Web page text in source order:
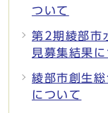
ついて
第2期綾部市
見募集結果
綾部市創生
について